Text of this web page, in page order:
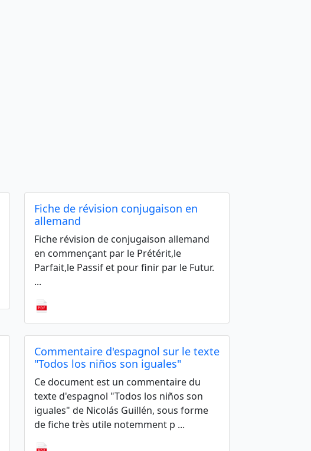
Fiche de révision conjugaison en
allemand
Fiche révision de conjugaison allemand
en commençant par le Prétérit,le
Parfait,le Passif et pour finir par le Futur.
...
Commentaire d'espagnol sur le texte
"Todos los niños son iguales"
Ce document est un commentaire du
texte d'espagnol "Todos los niños son
iguales" de Nicolás Guillén, sous forme
de fiche très utile notemment p ...